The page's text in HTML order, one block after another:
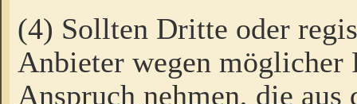
(4) Sollten Dritte oder
Anbieter wegen möglicher
Anspruch nehmen, die